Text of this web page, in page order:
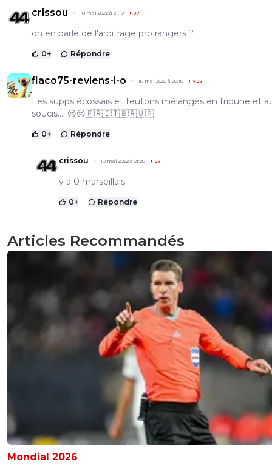
crissou 18 mai 2022 à 21:19 + 97
on en parle de l'arbitrage pro rangers ?
0+ Répondre
flaco75-reviens-l-o 18 mai 2022 à 20:10 + 787
Les supps écossais et teutons mélangés en tribune et
soucis…. 😑😑🇫🇷🇮🇹🇧🇷🇺🇦
0+ Répondre
crissou 18 mai 2022 à 21:20 + 97
y a 0 marseillais
0+ Répondre
Articles Recommandés
Mondial 2026